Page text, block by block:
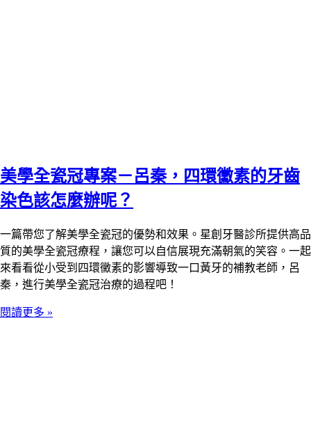
美學全瓷冠專案－呂秦，四環黴素的牙齒
染色該怎麼辦呢？
一篇帶您了解美學全瓷冠的優勢和效果。星創牙醫診所提供高品
質的美學全瓷冠療程，讓您可以自信展現充滿朝氣的笑容。一起
來看看從小受到四環黴素的影響導致一口黃牙的補教老師，呂
秦，進行美學全瓷冠治療的過程吧！
閱讀更多 »